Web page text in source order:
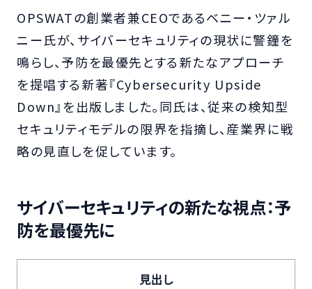
OPSWATの創業者兼CEOであるベニー・ツァル
ニー氏が、サイバーセキュリティの現状に警鐘を
鳴らし、予防を最優先とする新たなアプローチ
を提唱する新著『Cybersecurity Upside
Down』を出版しました。同氏は、従来の検知型
セキュリティモデルの限界を指摘し、産業界に戦
略の見直しを促しています。
サイバーセキュリティの新たな視点：予
防を最優先に
見出し